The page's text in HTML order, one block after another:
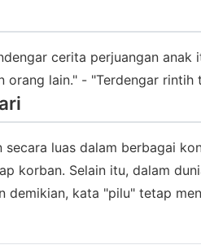
cerita perjuangan
lain." - "Terdengar
luas dalam berbagai
korban. Selain itu, dalam
kata "pilu" tetap